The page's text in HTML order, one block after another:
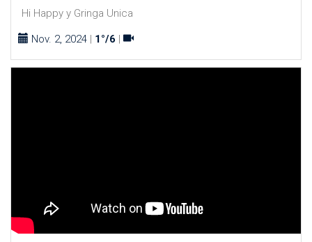
Hi Happy y Gringa Unica
Nov. 2, 2024 | 1°/6 |